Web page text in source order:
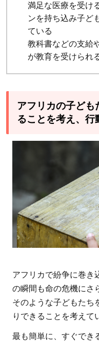
満足な医療を受け
ンを持ち込み子ど
ている
教科書などの支給
が教育を受けられ
アフリカの子ども
ることを考え、行
アフリカで紛争に巻き
の瞬間も命の危機にさ
そのような子どもたち
りできることを考えて
最も簡単に、すぐでき